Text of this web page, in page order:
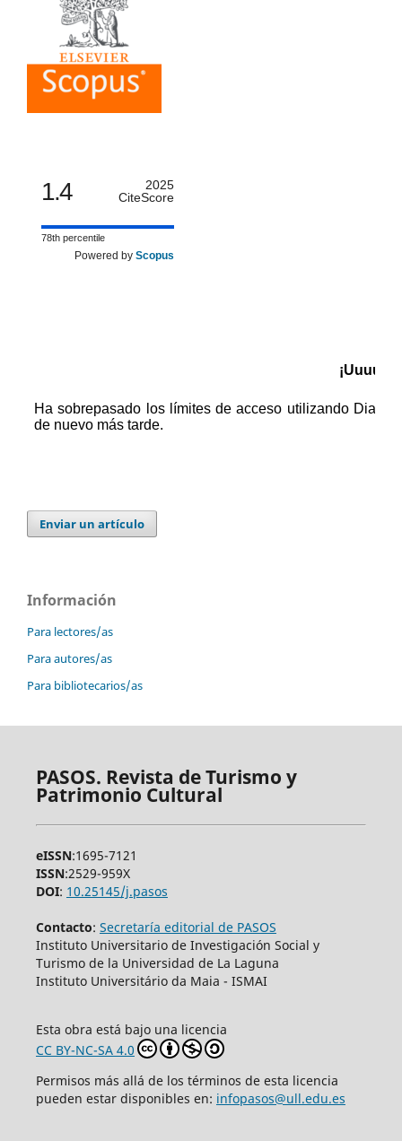
1.4
2025
CiteScore
78th percentile
Powered by Scopus
Enviar un artículo
Información
Para lectores/as
Para autores/as
Para bibliotecarios/as
PASOS. Revista de Turismo y
Patrimonio Cultural
eISSN:1695-7121
ISSN:2529-959X
DOI: 10.25145/j.pasos
Contacto: Secretaría editorial de PASOS
Instituto Universitario de Investigación Social y
Turismo de la Universidad de La Laguna
Instituto Universitário da Maia - ISMAI
Esta obra está bajo una licencia
CC BY-NC-SA 4.0
Permisos más allá de los términos de esta licencia
pueden estar disponibles en: infopasos@ull.edu.es